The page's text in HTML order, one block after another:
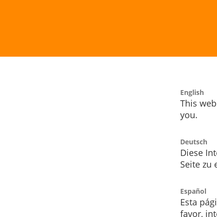
English
This
you.
Deutsch
Diese
Seite zu
Español
Esta
favor,